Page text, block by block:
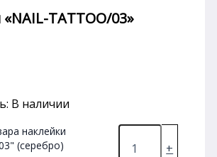
TATTOO/03»
В наличии
наклейки
(серебро)
+